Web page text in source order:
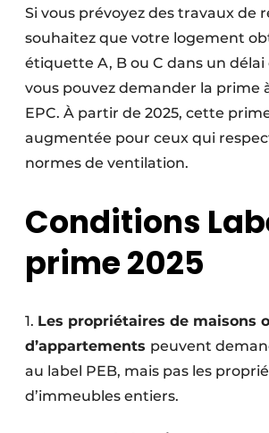
Si vous prévoyez des travaux de
souhaitez que votre logement
étiquette A, B ou C dans un délai
vous pouvez demander la prime
EPC. À partir de 2025, cette
augmentée pour ceux qui
normes de ventilation.
Conditions
prime 2025
1. Les propriétaires de maisons
d’appartements peuvent
au label PEB, mais pas les
d’immeubles entiers.